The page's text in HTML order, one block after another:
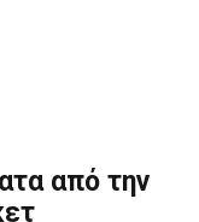
από την